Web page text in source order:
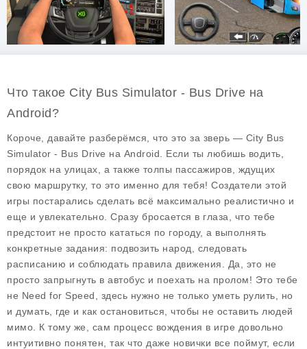
Что такое City Bus Simulator - Bus Drive на
Android?
Короче, давайте разберёмся, что это за зверь — City Bus
Simulator - Bus Drive на Android. Если ты любишь водить,
порядок на улицах, а также толпы пассажиров, ждущих
свою маршрутку, то это именно для тебя! Создатели этой
игры постарались сделать всё максимально реалистично и
еще и увлекательно. Сразу бросается в глаза, что тебе
предстоит не просто кататься по городу, а выполнять
конкретные задания: подвозить народ, следовать
расписанию и соблюдать правила движения. Да, это не
просто запрыгнуть в автобус и поехать на пролом! Это тебе
не Need for Speed, здесь нужно не только уметь рулить, но
и думать, где и как остановиться, чтобы не оставить людей
мимо. К тому же, сам процесс вождения в игре довольно
интуитивно понятен, так что даже новички все поймут, если